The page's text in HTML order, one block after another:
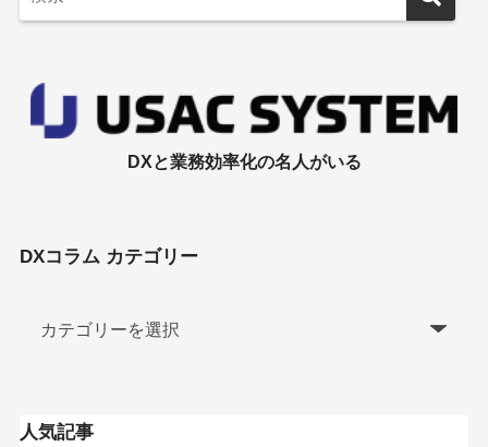
DXと業務効率化の名人がいる
DXコラム カテゴリー
人気記事